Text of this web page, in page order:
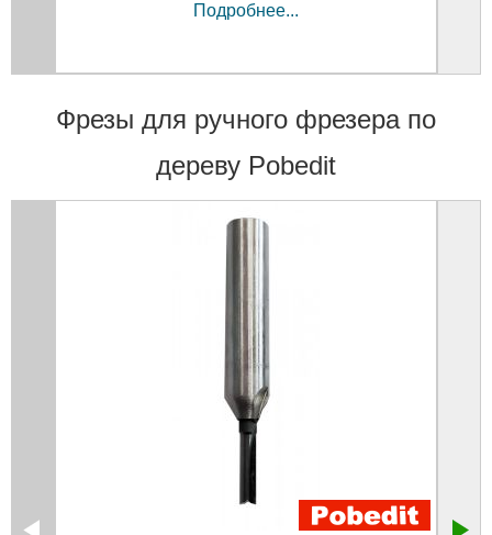
Подробнее...
Фрезы для ручного фрезера по
дереву Pobedit